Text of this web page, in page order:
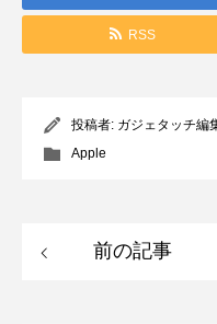
RSS
投稿者: ガジェタッチ編
Apple
前の記事